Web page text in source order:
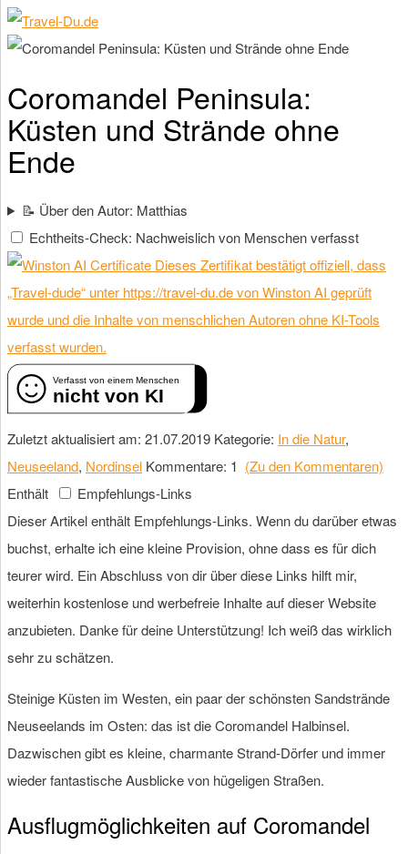
Coromandel Peninsula:
Küsten und Strände ohne
Ende
📝 Über den Autor: Matthias
Echtheits-Check: Nachweislich von Menschen verfasst
Dieses Zertifikat bestätigt offiziell, dass
„Travel-dude“ unter https://travel-du.de von Winston AI geprüft
wurde und die Inhalte von menschlichen Autoren ohne KI-Tools
verfasst wurden.
Verfasst von einem Menschen
nicht von KI
Zuletzt aktualisiert am: 21.07.2019 Kategorie: In die Natur,
Neuseeland, Nordinsel Kommentare: 1 (Zu den Kommentaren)
Enthält
Empfehlungs-Links
Dieser Artikel enthält Empfehlungs-Links. Wenn du darüber etwas
buchst, erhalte ich eine kleine Provision, ohne dass es für dich
teurer wird. Ein Abschluss von dir über diese Links hilft mir,
weiterhin kostenlose und werbefreie Inhalte auf dieser Website
anzubieten. Danke für deine Unterstützung! Ich weiß das wirklich
sehr zu schätzen.
Steinige Küsten im Westen, ein paar der schönsten Sandstrände
Neuseelands im Osten: das ist die Coromandel Halbinsel.
Dazwischen gibt es kleine, charmante Strand-Dörfer und immer
wieder fantastische Ausblicke von hügeligen Straßen.
Ausflugmöglichkeiten auf Coromandel